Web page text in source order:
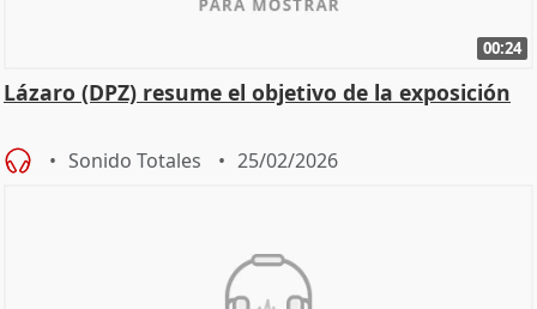
00:24
Lázaro (DPZ) resume el objetivo de la exposición
Sonido Totales 25/02/2026